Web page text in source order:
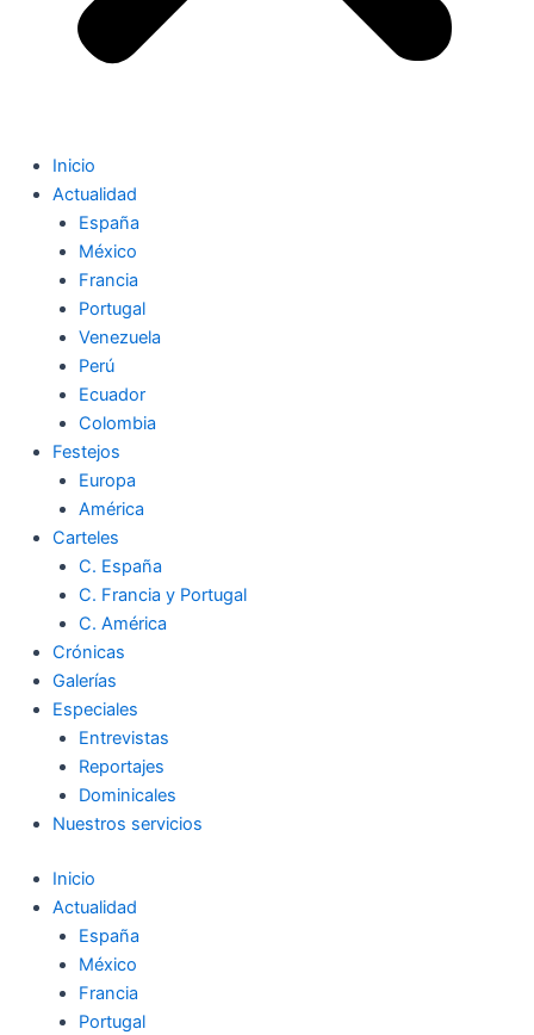
Inicio
Actualidad
España
México
Francia
Portugal
Venezuela
Perú
Ecuador
Colombia
Festejos
Europa
América
Carteles
C. España
C. Francia y Portugal
C. América
Crónicas
Galerías
Especiales
Entrevistas
Reportajes
Dominicales
Nuestros servicios
Inicio
Actualidad
España
México
Francia
Portugal